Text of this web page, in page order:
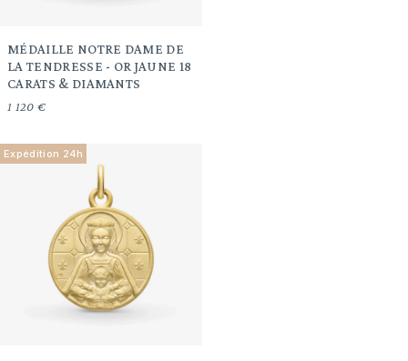
MÉDAILLE NOTRE DAME DE
LA TENDRESSE - OR JAUNE 18
CARATS & DIAMANTS
1 120 €
Expédition 24h